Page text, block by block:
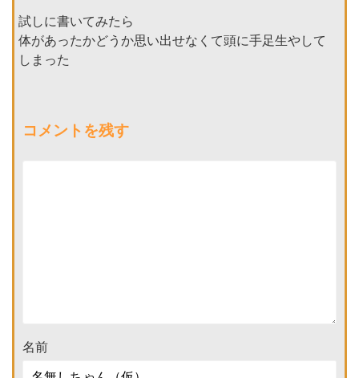
試しに書いてみたら
体があったかどうか思い出せなくて頭に手足生やして
しまった
コメントを残す
名前